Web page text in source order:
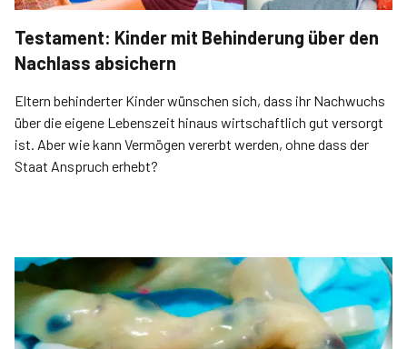
Testament: Kinder mit Behinderung über den
Nachlass absichern
Eltern behinderter Kinder wünschen sich, dass ihr Nachwuchs
über die eigene Lebenszeit hinaus wirtschaftlich gut versorgt
ist. Aber wie kann Vermögen vererbt werden, ohne dass der
Staat Anspruch erhebt?